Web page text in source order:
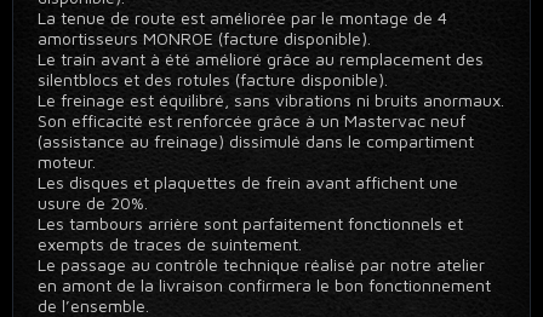
La tenue de route est améliorée par le montage de 4
amortisseurs MONROE (facture disponible).
Le train avant à été amélioré grâce au remplacement des
silentblocs et des rotules (facture disponible).
Le freinage est équilibré, sans vibrations ni bruits anormaux.
Son efficacité est renforcée grâce à un Mastervac neuf
(assistance au freinage) dissimulé dans le compartiment
moteur.
Les disques et plaquettes de frein avant affichent une
usure de 20%.
Les tambours arrière sont parfaitement fonctionnels et
exempts de traces de suintement.
Le passage au contrôle technique réalisé par notre atelier
en amont de la livraison confirmera le bon fonctionnement
de l’ensemble.